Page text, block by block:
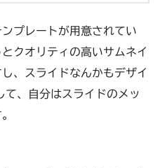
プレートが用意されてい
クオリティの高いサムネイ
、スライドなんかもデザイ
、自分はスライドのメッ